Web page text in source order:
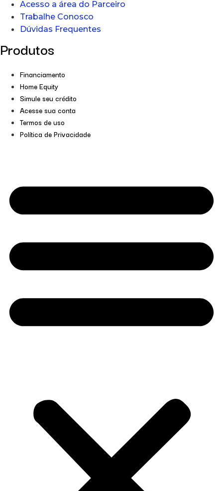
Acesso a área do Parceiro
Trabalhe Conosco
Dúvidas Frequentes
Produtos
Financiamento
Home Equity
Simule seu crédito
Acesse sua conta
Termos de uso
Política de Privacidade